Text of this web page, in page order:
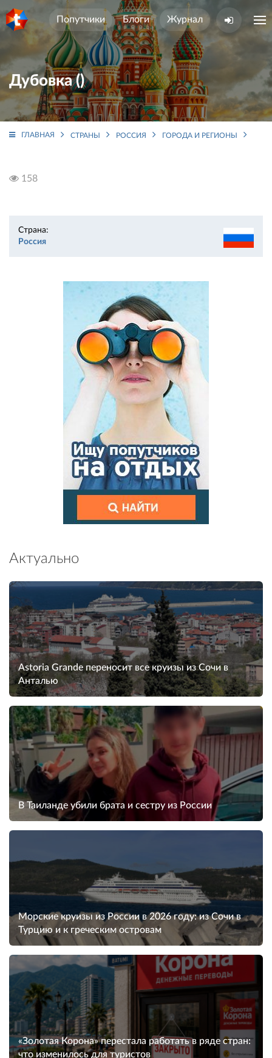
Попутчики Блоги Журнал
Дубовка ()
ГЛАВНАЯ СТРАНЫ РОССИЯ ГОРОДА И РЕГИОНЫ
158
Страна:
Россия
Актуально
Astoria Grande переносит все круизы из Сочи в
Анталью
В Таиланде убили брата и сестру из России
Морские круизы из России в 2026 году: из Сочи в
Турцию и к греческим островам
«Золотая Корона» перестала работать в ряде стран:
что изменилось для туристов